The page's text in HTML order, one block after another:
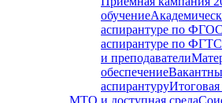
обучение
аспирантуре по ФГОС
аспирантуре по ФГТ
и преподаватели
обеспечение
аспирантуруИтоговая
МТО и доступная среда